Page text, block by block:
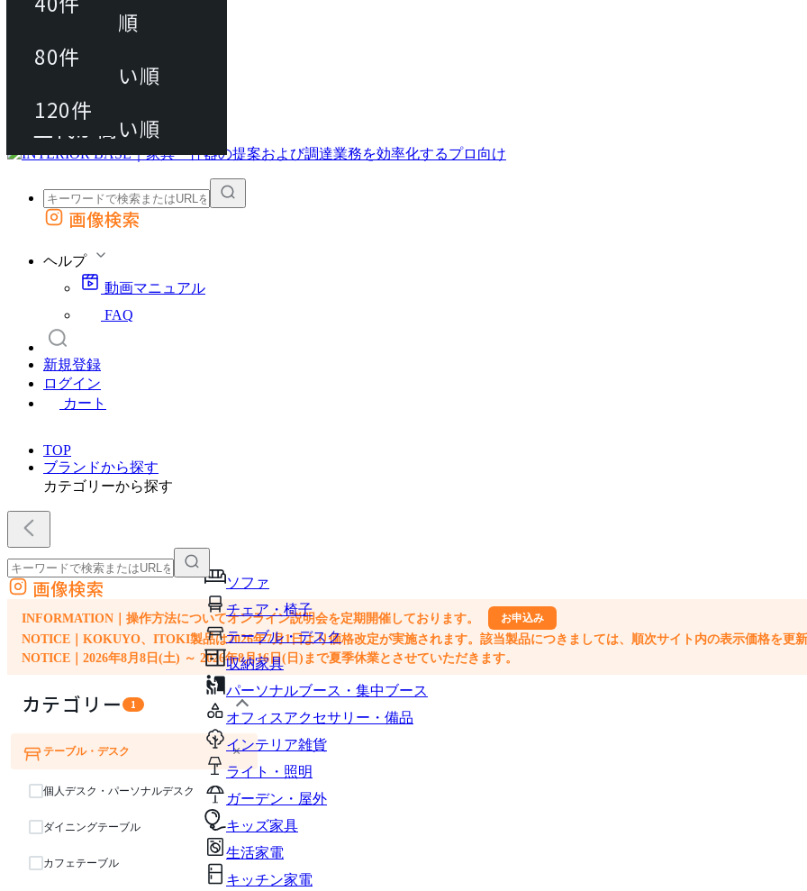
動画マニュアル
FAQ
カート
外部サイトの商品をカートに追加
画像検索
ヘルプ
動画マニュアル
FAQ
新規登録
ログイン
カート
TOP
ブランドから探す
カテゴリーから探す
ソファ
チェア・椅子
テーブル・デスク
収納家具
パーソナルブース・集中ブース
オフィスアクセサリー・備品
インテリア雑貨
ライト・照明
ガーデン・屋外
キッズ家具
生活家電
キッチン家電
外部サイトの商品をカートに追加
他のサイトで見つけた商品ページのURLを貼り付けて、カートに追加できます
画像検索
INFORMATION｜操作方法についてオンライン説明会を定期開催しております。 お申込み
NOTICE｜KOKUYO、ITOKI製品は2026年7月1日より価格改定が実施されます。該当製品につきましては、順次サイト内の表示価格を更新
NOTICE｜2026年8月8日(土) ～ 2026年8月16日(日)まで夏季休業とさせていただきます。
カテゴリー 1
ソファ
チェア・椅子
テーブル・デスク ×
個人デスク・パーソナルデスク
ダイニングテーブル
カフェテーブル
80件
120件
おすすめ順
上代が安い順
上代が高い順
80件
120件